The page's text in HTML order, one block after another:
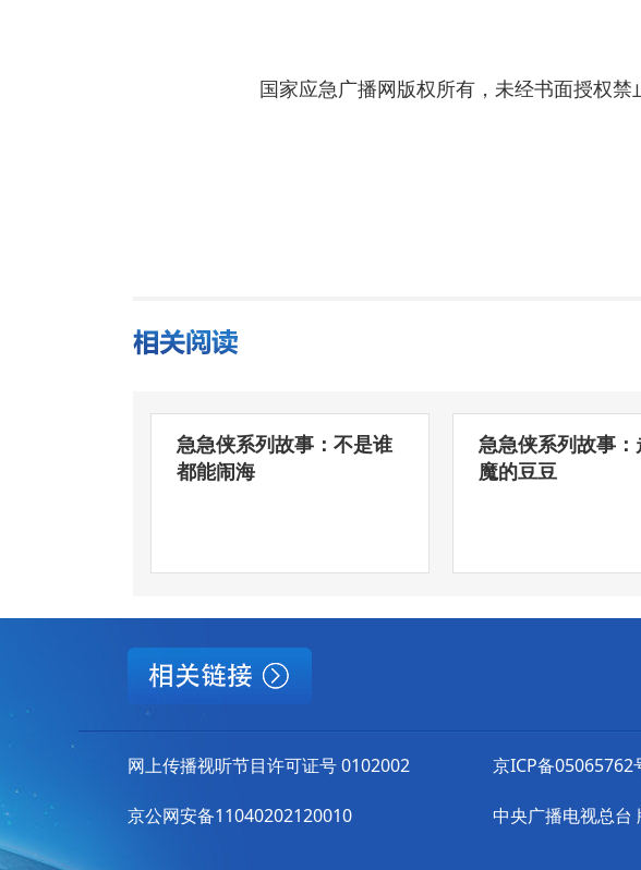
国家应急广播网版权所有，未经书面授权禁
急急侠系列故事：不是谁
都能闹海
急急侠系列故事：
魔的豆豆
网上传播视听节目许可证号 0102002
京公网安备11040202120010
京ICP备05065762
中央广播电视总台